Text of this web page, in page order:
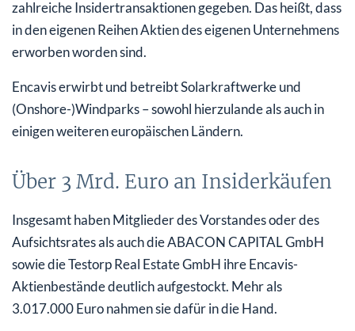
zahlreiche Insidertransaktionen gegeben. Das heißt, dass
in den eigenen Reihen Aktien des eigenen Unternehmens
erworben worden sind.
Encavis erwirbt und betreibt Solarkraftwerke und
(Onshore-)Windparks – sowohl hierzulande als auch in
einigen weiteren europäischen Ländern.
Über 3 Mrd. Euro an Insiderkäufen
Insgesamt haben Mitglieder des Vorstandes oder des
Aufsichtsrates als auch die ABACON CAPITAL GmbH
sowie die Testorp Real Estate GmbH ihre Encavis-
Aktienbestände deutlich aufgestockt. Mehr als
3.017.000 Euro nahmen sie dafür in die Hand.